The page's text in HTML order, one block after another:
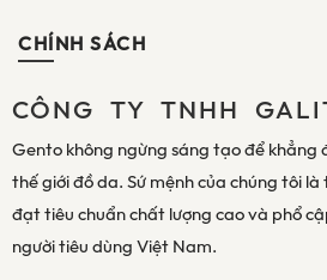
CHÍNH SÁCH
CÔNG TY TNHH
Gento không ngừng sáng tạo để khẳng
thế giới đồ da. Sứ mệnh của chúng tôi
đạt tiêu chuẩn chất lượng cao và phổ
người tiêu dùng Việt Nam.